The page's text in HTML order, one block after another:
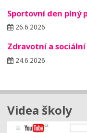
Sportovní den plný
26.6.2026
Zdravotní a
24.6.2026
Videa školy